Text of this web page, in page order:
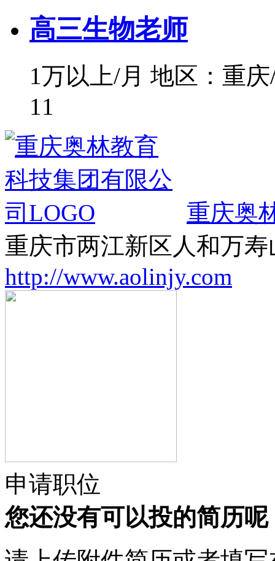
高三生物老师
1万以上/月 地区：重
11
重庆奥
重庆市两江新区人和万
http://www.aolinjy.com
申请职位
您还没有可以投的简历呢